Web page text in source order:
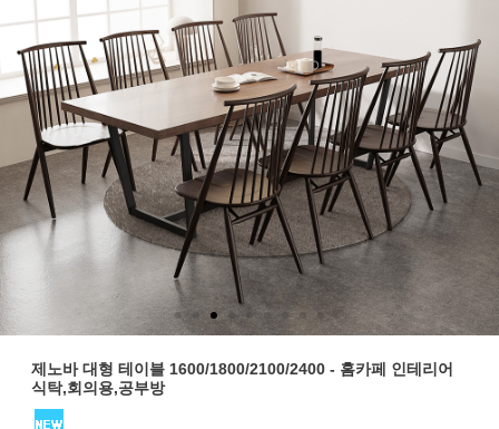
제노바 대형 테이블 1600/1800/2100/2400 - 홈카페 인테리어
식탁,회의용,공부방